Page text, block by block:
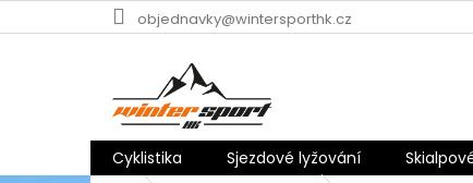
na
objednavky@wintersporthk.cz
Cyklistika Sjezdové lyžování